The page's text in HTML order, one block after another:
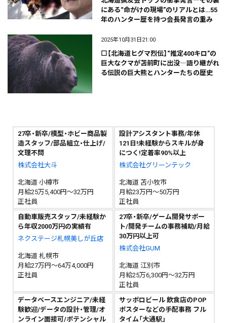
にある“命がけの現場”のリアルとは…55
年のハンター歴を持つ会長発言の重み
2025年10月31日21:00
⬜【北海道ヒグマ烈伝】“推定400キロ”の
巨大なクマが苫前町に出没―語り継がれ
る伝説の巨大熊とハンターたちの歴史
27卒・新卒/模型・ホビー商品製
造スタッフ/部品組立・仕上げ/
文理不問
株式会社大斗
北海道 小樽市
月給25万5,400円～32万円
正社員
設計アシスタント事務/年休
121日!未経験からスキルが身
につく!定着率90%以上
株式会社グリーンテック
北海道 苫小牧市
月給23万円～50万円
正社員
自動車販売スタッフ/未経験か
ら年収2000万円の実績有
ネクステージ札幌美しが丘店
北海道 札幌市
月給27万円～64万4,000円
正社員
27卒・新卒/ゲーム開発サポー
ト/開発チームの事務補助/月給
30万円以上可
株式会社GUM
北海道 江別市
月給25万6,300円～32万円
正社員
データベースエンジニア/未経
験歓迎/データの設計・管理/オ
ンライン面接可/ポテンシャル
サッポロビール 飲食店のPOP
ポスターなどの手配事務 フル
タイム「大通駅」